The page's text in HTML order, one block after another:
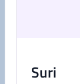
Suri